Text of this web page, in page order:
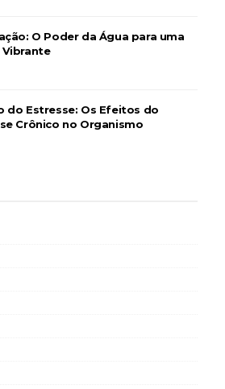
O Poder da Água para uma
Vibrante
do Estresse: Os Efeitos do
Crônico no Organismo